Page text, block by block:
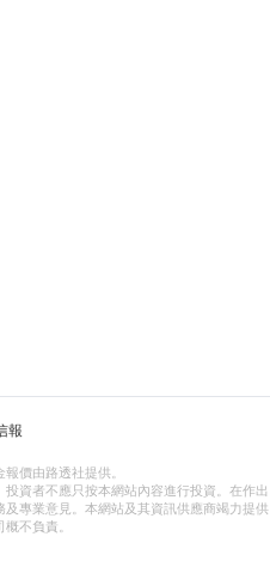
報
價由路透社提供。
資者不應只按本網站內容進行投資。在作出
專業意見。本網站及其資訊供應商竭力提供
不負責。